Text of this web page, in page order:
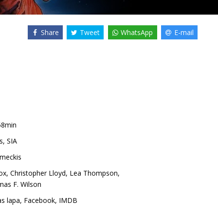
Share Tweet WhatsApp E-mail
SIA
, Christopher Lloyd, Lea Thompson,
F. Wilson
lapa, Facebook, IMDB